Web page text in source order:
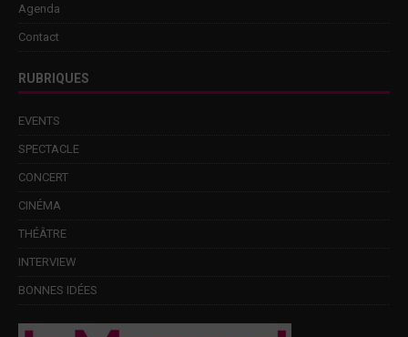
Agenda
Contact
RUBRIQUES
EVENTS
SPECTACLE
CONCERT
CINÉMA
THÉÂTRE
INTERVIEW
BONNES IDÉES